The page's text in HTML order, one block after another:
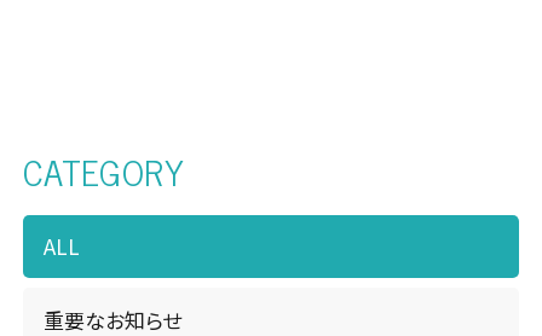
南長野店
諏訪店
CATEGORY
ALL
重要なお知らせ